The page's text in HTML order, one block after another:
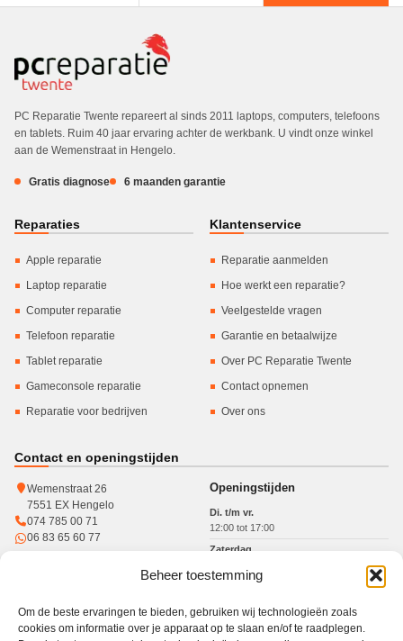
Beheer toestemming
Om de beste ervaringen te bieden, gebruiken wij technologieën zoals
cookies om informatie over je apparaat op te slaan en/of te raadplegen.
PC Reparatie Twente repareert al sinds 2011 laptops, computers, telefoons
en tablets. Ruim 40 jaar ervaring achter de werkbank. U vindt onze winkel
aan de Wemenstraat in Hengelo.
Gratis diagnose 6 maanden garantie
Reparaties
Apple reparatie
Laptop reparatie
Computer reparatie
Telefoon reparatie
Tablet reparatie
Gameconsole reparatie
Reparatie voor bedrijven
Klantenservice
Reparatie aanmelden
Hoe werkt een reparatie?
Veelgestelde vragen
Garantie en betaalwijze
Over PC Reparatie Twente
Contact opnemen
Over ons
Contact en openingstijden
Wemenstraat 26
7551 EX Hengelo
074 785 00 71
06 83 65 60 77
Openingstijden
Di. t/m vr.
12:00 tot 17:00
Zaterdag
Btw: NL005017071B31